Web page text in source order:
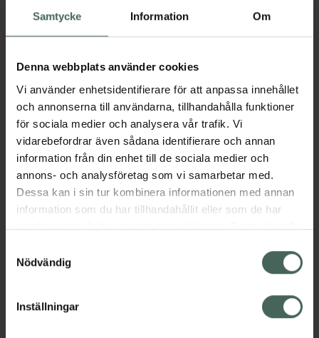
Samtycke Information Om
Denna webbplats använder cookies
Vi använder enhetsidentifierare för att anpassa innehållet
och annonserna till användarna, tillhandahålla funktioner
för sociala medier och analysera vår trafik. Vi
vidarebefordrar även sådana identifierare och annan
information från din enhet till de sociala medier och
annons- och analysföretag som vi samarbetar med.
Dessa kan i sin tur kombinera informationen med annan
information som du har tillhandahållit eller som de har
samlat in när du har använt deras tjänster. Samtycke till
återkalla ditt samtycke via webbplatsens
cookieinställningar. Ett återkallat samtycke påverkar inte
lagligheten av behandling som skett innan återkallelsen.
Nödvändig
Inställningar
Köp via ditt recept
Aktuella erbjudanden
Beskrivning Dölj
Läs alltid bipacksedeln innan
användning.
EAN:07350063230368
Bipacksedel från FASS Visa